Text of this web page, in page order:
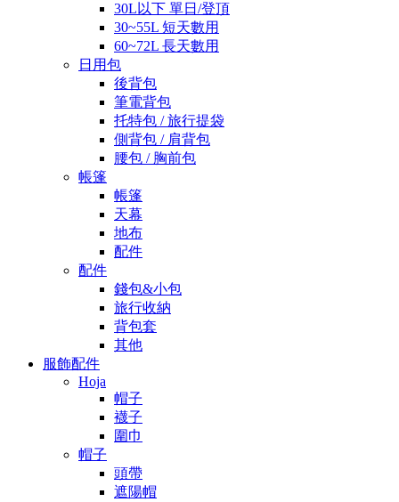
30L以下 單日/登頂
30~55L 短天數用
60~72L 長天數用
日用包
後背包
筆電背包
托特包 / 旅行提袋
側背包 / 肩背包
腰包 / 胸前包
帳篷
帳篷
天幕
地布
配件
配件
錢包&小包
旅行收納
背包套
其他
服飾配件
Hoja
帽子
襪子
圍巾
帽子
頭帶
遮陽帽